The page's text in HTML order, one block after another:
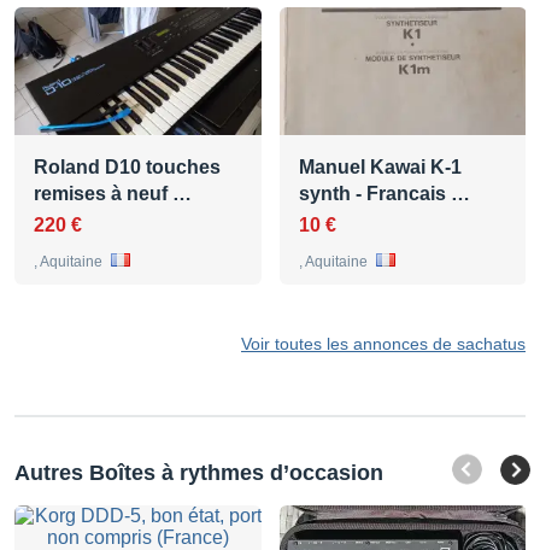
Roland D10 touches
remises à neuf …
220 €
, Aquitaine
Manuel Kawai K-1
synth - Francais …
10 €
, Aquitaine
Voir toutes les annonces de sachatus
Autres Boîtes à rythmes d’occasion